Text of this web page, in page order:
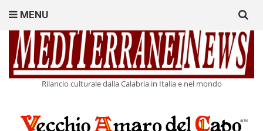
Rilancio culturale dalla Calabria in Italia e nel mondo
MENU
for: